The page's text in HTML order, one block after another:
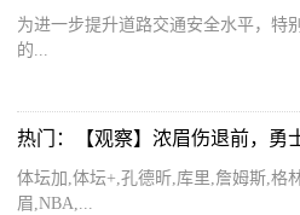
为进一步提升道路交通安全水平，特
的...
热门：【观察】浓眉伤退前，勇
体坛加,体坛+,孔德昕,库里,詹姆斯,格
眉,NBA,...